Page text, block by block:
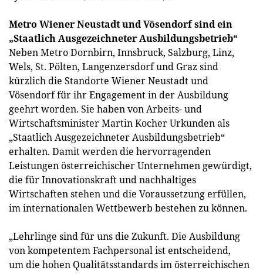
Metro Wiener Neustadt und Vösendorf sind ein
„Staatlich Ausgezeichneter Ausbildungsbetrieb“
Neben Metro Dornbirn, Innsbruck, Salzburg, Linz,
Wels, St. Pölten, Langenzersdorf und Graz sind
kürzlich die Standorte Wiener Neustadt und
Vösendorf für ihr Engagement in der Ausbildung
geehrt worden. Sie haben von Arbeits- und
Wirtschaftsminister Martin Kocher Urkunden als
„Staatlich Ausgezeichneter Ausbildungsbetrieb“
erhalten. Damit werden die hervorragenden
Leistungen österreichischer Unternehmen gewürdigt,
die für Innovationskraft und nachhaltiges
Wirtschaften stehen und die Voraussetzung erfüllen,
im internationalen Wettbewerb bestehen zu können.
„Lehrlinge sind für uns die Zukunft. Die Ausbildung
von kompetentem Fachpersonal ist entscheidend,
um die hohen Qualitätsstandards im österreichischen